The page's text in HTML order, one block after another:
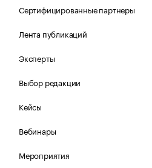
Сертифицированные партнеры
Лента публикаций
Эксперты
Выбор редакции
Кейсы
Вебинары
Мероприятия